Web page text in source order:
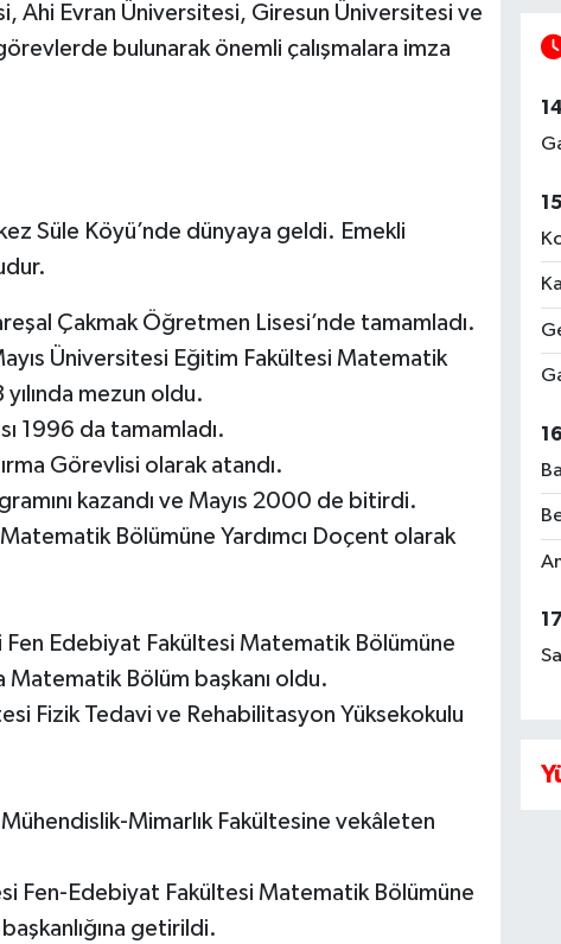
Ahi Evran Üniversitesi, Giresun Üniversitesi ve
bulunarak önemli çalışmalara imza
Süle Köyü’nde dünyaya geldi. Emekli
Çakmak Öğretmen Lisesi’nde tamamladı.
Üniversitesi Eğitim Fakültesi Matematik
mezun oldu.
1996 da tamamladı.
Görevlisi olarak atandı.
kazandı ve Mayıs 2000 de bitirdi.
Bölümüne Yardımcı Doçent olarak
Edebiyat Fakültesi Matematik Bölümüne
Bölüm başkanı oldu.
Fizik Tedavi ve Rehabilitasyon Yüksekokulu
Mimarlık Fakültesine vekâleten
Fen-Edebiyat Fakültesi Matematik Bölümüne
getirildi.